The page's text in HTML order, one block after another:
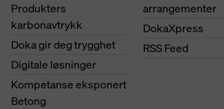
Produkters
karbonavtrykk
Doka gir deg trygghet
Digitale løsninger
Kompetanse eksponert
Betong
arrangementer
DokaXpress
RSS Feed